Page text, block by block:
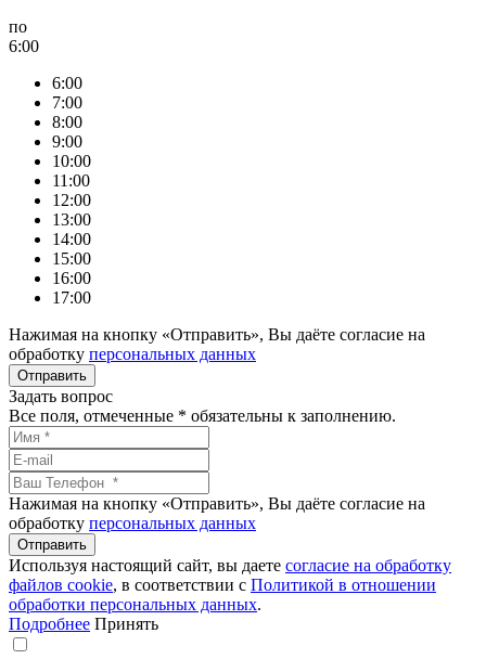
по
6:00
6:00
7:00
8:00
9:00
10:00
11:00
12:00
13:00
14:00
15:00
16:00
17:00
Нажимая на кнопку «Отправить», Вы даёте согласие на
обработку персональных данных
Задать вопрос
Все поля, отмеченные * обязательны к заполнению.
Нажимая на кнопку «Отправить», Вы даёте согласие на
обработку персональных данных
Используя настоящий сайт, вы даете согласие на обработку
файлов сookie, в соответствии с Политикой в отношении
обработки персональных данных.
Подробнее Принять